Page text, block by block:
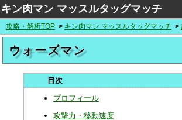
キン肉マン マッスルタッグマッチ
攻略・解析TOP キン肉マン マッスルタッグマッチ
ウォーズマン
プロフィール
攻撃力・移動速度